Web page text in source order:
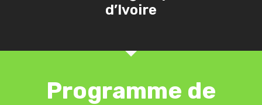
d’Ivoire
Programme de